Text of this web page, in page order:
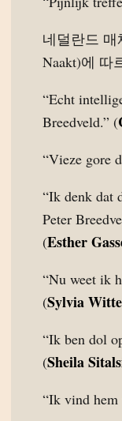
네덜란드 매
Naakt)에 따
“Echt
Breedveld.” (
“Vieze gore
“Ik denk dat
Peter
(Esther
“Nu weet ik
(Sylvia
“Ik ben dol
(Sheila
“Ik vind